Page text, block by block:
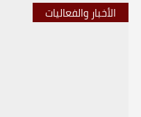
الأخبار والفعاليات